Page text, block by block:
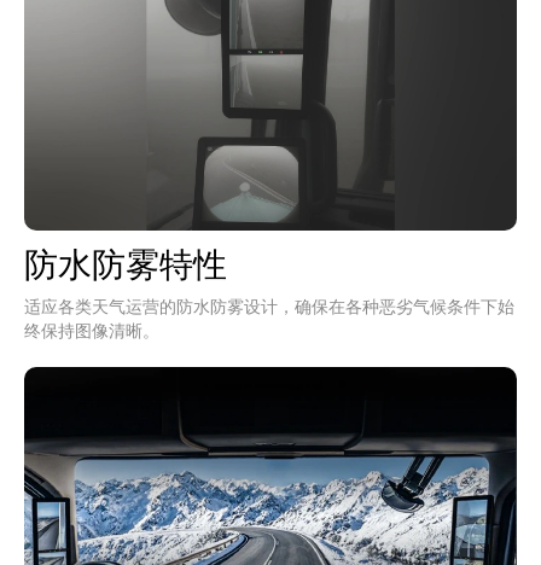
防水防雾特性
适应各类天气运营的防水防雾设计，确保在各种恶劣气候条件下始
终保持图像清晰。